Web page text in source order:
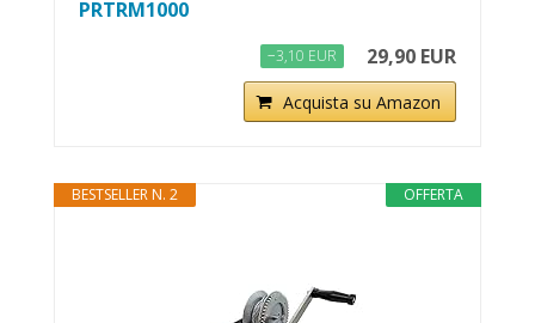
PRTRM1000
−3,10 EUR 29,90 EUR
Acquista su Amazon
OFFERTA
BESTSELLER N. 2